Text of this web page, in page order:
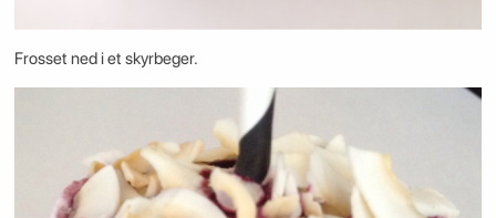
Frosset ned i et skyrbeger.